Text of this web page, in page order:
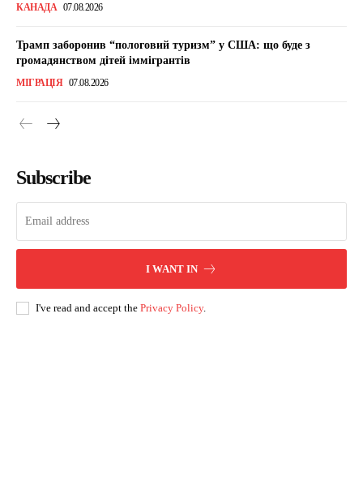
КАНАДА 07.08.2026
Трамп заборонив “пологовий туризм” у США: що буде з
громадянством дітей іммігрантів
МІГРАЦІЯ 07.08.2026
Subscribe
I WANT IN
I've read and accept the Privacy Policy.